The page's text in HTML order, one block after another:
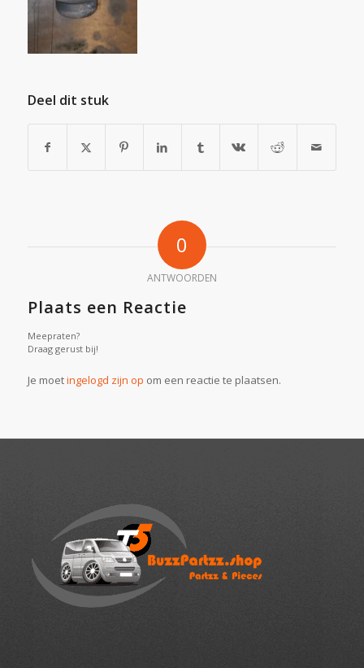
Deel dit stuk
0
ANTWOORDEN
Plaats een Reactie
Meepraten?
Draag gerust bij!
Je moetingelogd zijn op om een reactie te plaatsen.